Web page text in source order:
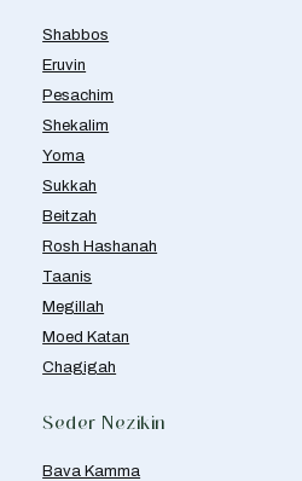
Shabbos
Eruvin
Pesachim
Shekalim
Yoma
Sukkah
Beitzah
Rosh Hashanah
Taanis
Megillah
Moed Katan
Chagigah
Seder Nezikin
Bava Kamma